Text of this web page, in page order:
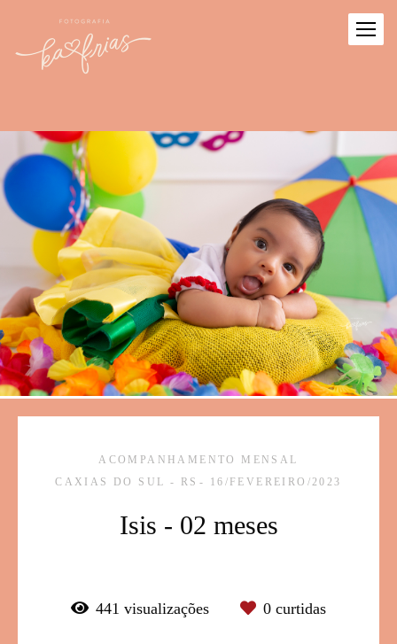
ACOMPANHAMENTO MENSAL
CAXIAS DO SUL - RS
16/FEVEREIRO/2023
Isis - 02 meses
441 visualizações 0 curtidas